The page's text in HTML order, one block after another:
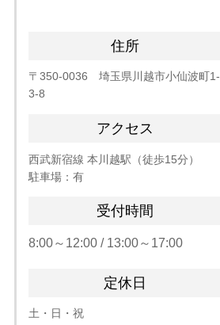
住所
〒350-0036 埼玉県川越市小仙波町1-
3-8
アクセス
西武新宿線 本川越駅（徒歩15分）
駐車場：有
受付時間
8:00～12:00 / 13:00～17:00
定休日
土・日・祝